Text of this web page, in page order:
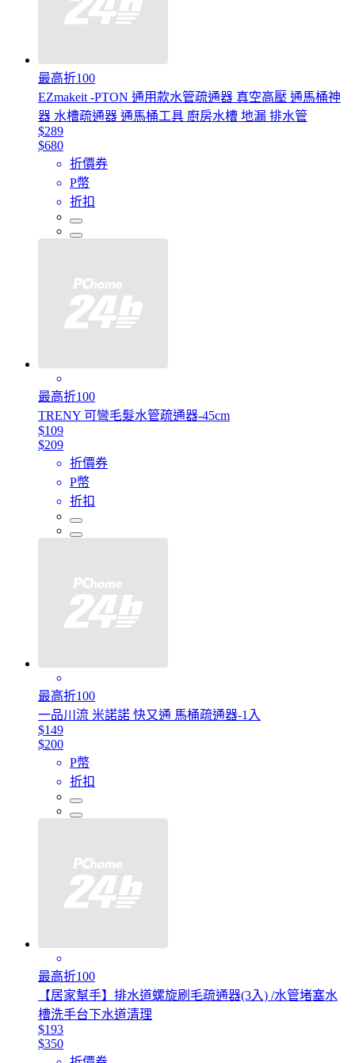
最高折100
EZmakeit -PTON 通用款水管疏通器 真空高壓 通馬桶神
器 水槽疏通器 通馬桶工具 廚房水槽 地漏 排水管
$289
$680
折價券
P幣
折扣
最高折100
TRENY 可彎毛髮水管疏通器-45cm
$109
$209
折價券
P幣
折扣
最高折100
一品川流 米諾諾 快又通 馬桶疏通器-1入
$149
$200
P幣
折扣
最高折100
【居家幫手】排水道螺旋刷毛疏通器(3入) /水管堵塞水
槽洗手台下水道清理
$193
$350